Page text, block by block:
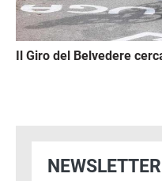
Il Giro del Belvedere
NEWSLETTER